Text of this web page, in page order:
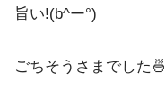
旨い!(b^ー°)
ごちそうさまでした🍜